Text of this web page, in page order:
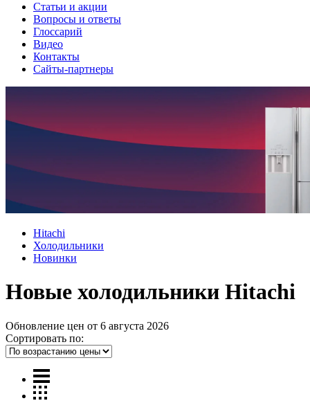
Cтатьи и акции
Вопросы и ответы
Глоссарий
Видео
Контакты
Сайты-партнеры
Hitachi
Холодильники
Новинки
Новые холодильники Hitachi
Обновление цен от 6 августа 2026
Сортировать по: